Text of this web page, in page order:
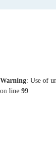
Warning: Use of
on line 99